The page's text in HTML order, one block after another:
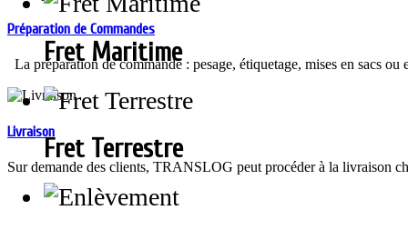
Préparation de Commandes
La préparation de commande : pesage, étiquetage, mises en sacs ou
Livraison
Sur demande des clients, TRANSLOG peut procéder à la livraison
Fret Maritime
Fret Terrestre